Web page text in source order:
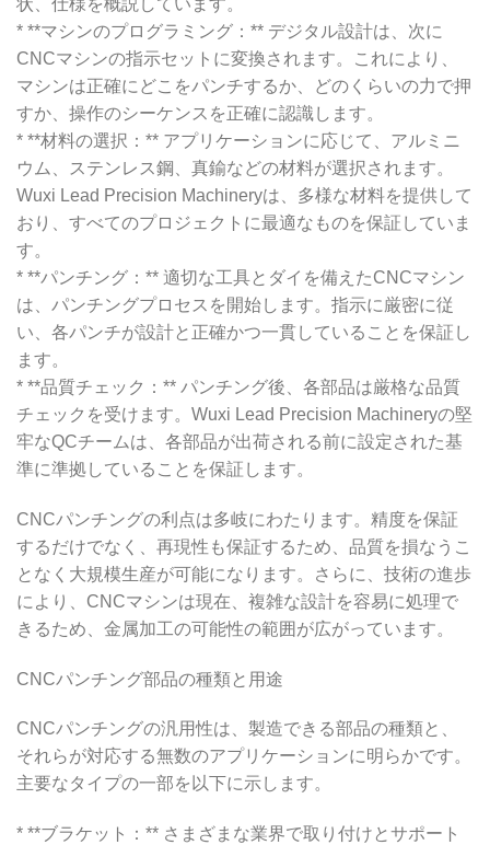
状、仕様を概説しています。
* **マシンのプログラミング：** デジタル設計は、次に
CNCマシンの指示セットに変換されます。これにより、
マシンは正確にどこをパンチするか、どのくらいの力で押
すか、操作のシーケンスを正確に認識します。
* **材料の選択：** アプリケーションに応じて、アルミニ
ウム、ステンレス鋼、真鍮などの材料が選択されます。
Wuxi Lead Precision Machineryは、多様な材料を提供して
おり、すべてのプロジェクトに最適なものを保証していま
す。
* **パンチング：** 適切な工具とダイを備えたCNCマシン
は、パンチングプロセスを開始します。指示に厳密に従
い、各パンチが設計と正確かつ一貫していることを保証し
ます。
* **品質チェック：** パンチング後、各部品は厳格な品質
チェックを受けます。Wuxi Lead Precision Machineryの堅
牢なQCチームは、各部品が出荷される前に設定された基
準に準拠していることを保証します。
CNCパンチングの利点は多岐にわたります。精度を保証
するだけでなく、再現性も保証するため、品質を損なうこ
となく大規模生産が可能になります。さらに、技術の進歩
により、CNCマシンは現在、複雑な設計を容易に処理で
きるため、金属加工の可能性の範囲が広がっています。
CNCパンチング部品の種類と用途
CNCパンチングの汎用性は、製造できる部品の種類と、
それらが対応する無数のアプリケーションに明らかです。
主要なタイプの一部を以下に示します。
* **ブラケット：** さまざまな業界で取り付けとサポート